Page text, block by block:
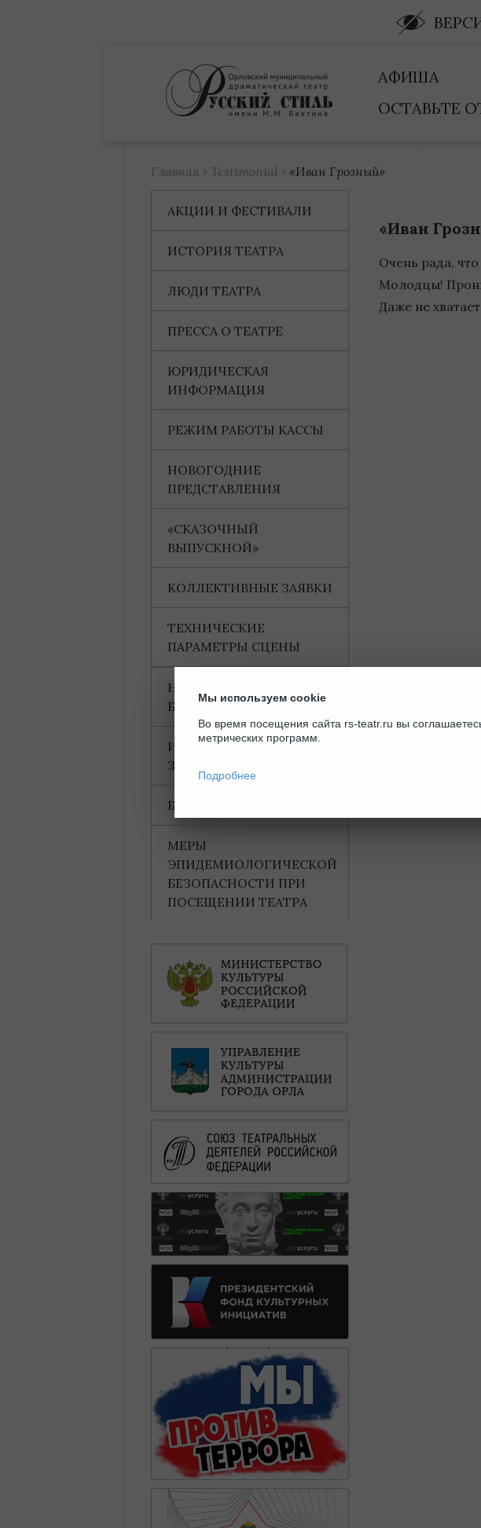
АФИША
ОСТАВЬТЕ
Главная › Testimonial › «Иван Грозный»
«Иван
Очень рада,
Молодцы!
Даже не
АКЦИИ И ФЕСТИВАЛИ
ИСТОРИЯ ТЕАТРА
ЛЮДИ ТЕАТРА
ПРЕССА О ТЕАТРЕ
ЮРИДИЧЕСКАЯ
ИНФОРМАЦИЯ
РЕЖИМ РАБОТЫ КАССЫ
НОВОГОДНИЕ
ПРЕДСТАВЛЕНИЯ
«СКАЗОЧНЫЙ
ВЫПУСКНОЙ»
КОЛЛЕКТИВНЫЕ ЗАЯВКИ
ТЕХНИЧЕСКИЕ
ПАРАМЕТРЫ СЦЕНЫ
НАГРАДЫ И
БЛАГОДАРНОСТИ
ИНФОРМАЦИЯ ДЛЯ
ЗРИТЕЛЕЙ
БАХТИНСКИЙ ДОМ
МЕРЫ
ЭПИДЕМИОЛОГИЧЕСКОЙ
БЕЗОПАСНОСТИ ПРИ
ПОСЕЩЕНИИ ТЕАТРА
Мы используем cookie
Во время посещения сайта rs-teatr.ru вы
метрических программ.
Подробнее